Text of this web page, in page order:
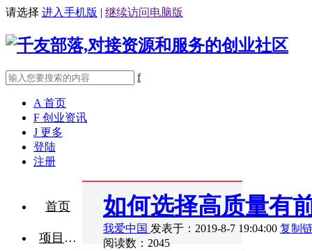
请选择 进入手机版 | 继续访问电脑版
f
A 首页
F 创业资讯
J 更多
登陆
注册
首页
项目融资
如何选择高质量有
我爱中国 发表于：2019-8-7 19:04:00 复制
阅读数：2045